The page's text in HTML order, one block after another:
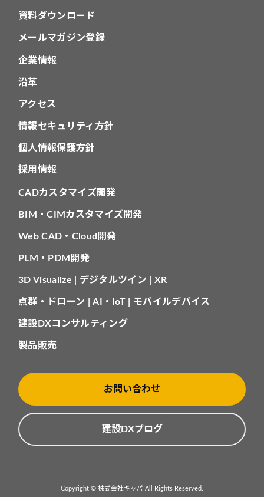
資料ダウンロード
メールマガジン登録
企業情報
沿革
アクセス
情報セキュリティ方針
個人情報保護方針
採用情報
CADカスタマイズ開発
BIM・CIMカスタマイズ開発
Web CAD・Cloud開発
PLM・PDM開発
3D Visualize | デジタルツイン | XR
点群・ドローン | AI・IoT | モバイルデバイス
建設DXコンサルティング
製品販売
お問い合わせ
建設DXブログ
Copyright © 株式会社キャパ All Rights Reserved.